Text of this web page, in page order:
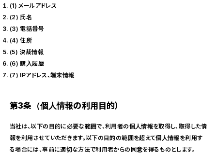
(1) メールアドレス
(2) 氏名
(3) 電話番号
(4) 住所
(5) 決裁情報
(6) 購入履歴
(7) IPアドレス、端末情報
第3条（個人情報の利用目的）
当社は、以下の目的に必要な範囲で、利用者の個人情報を取得し、取得した情
報を利用させていただきます。以下の目的の範囲を超えて個人情報を利用す
る場合には、事前に適切な方法で利用者からの同意を得るものとします。